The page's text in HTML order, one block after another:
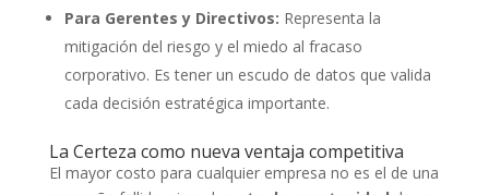
Para Gerentes y Directivos: Representa la
mitigación del riesgo y el miedo al fracaso
corporativo. Es tener un escudo de datos que valida
cada decisión estratégica importante.
La Certeza como nueva ventaja competitiva
El mayor costo para cualquier empresa no es el de una